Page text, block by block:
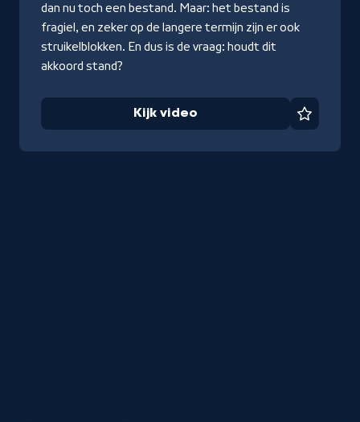
dan nu toch een bestand. Maar: het bestand is
fragiel, en zeker op de langere termijn zijn er ook
struikelblokken. En dus is de vraag: houdt dit
akkoord stand?
Kijk video